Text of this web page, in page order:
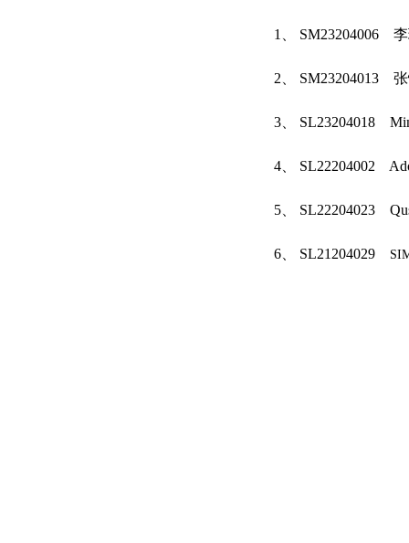
1、 SM23204006
2、 SM23204013
3、 SL23204018
4、 SL22204002
5 SL22204023
6、 SL21204029